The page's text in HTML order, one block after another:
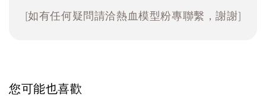
[如有任何疑問請洽熱血模型粉專聯繫，謝謝]
您可能也喜歡